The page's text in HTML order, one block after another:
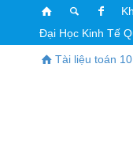
Đại Học Kinh Tế
Tài liệu toán 10